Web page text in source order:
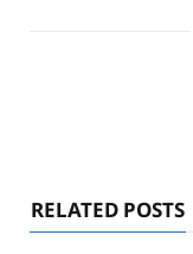
RELATED POSTS